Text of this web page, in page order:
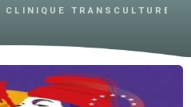
CLINIQUE